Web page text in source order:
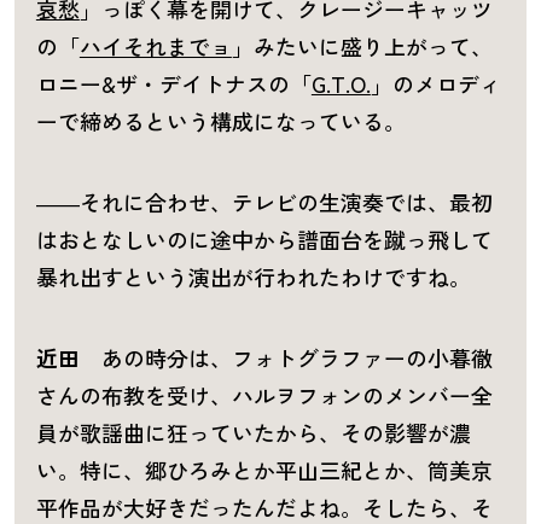
哀愁 」っぽく幕を開けて、クレージーキャッツ
の「ハイそれまでョ 」みたいに盛り上がって、
ロニー&ザ・デイトナスの「G.T.O. 」のメロディ
ーで締めるという構成になっている。
――それに合わせ、テレビの生演奏では、最初
はおとなしいのに途中から譜面台を蹴っ飛して
暴れ出すという演出が行われたわけですね。
近田 あの時分は、フォトグラファーの小暮徹
さんの布教を受け、ハルヲフォンのメンバー全
員が歌謡曲に狂っていたから、その影響が濃
い。特に、郷ひろみとか平山三紀とか、筒美京
平作品が大好きだったんだよね。そしたら、そ